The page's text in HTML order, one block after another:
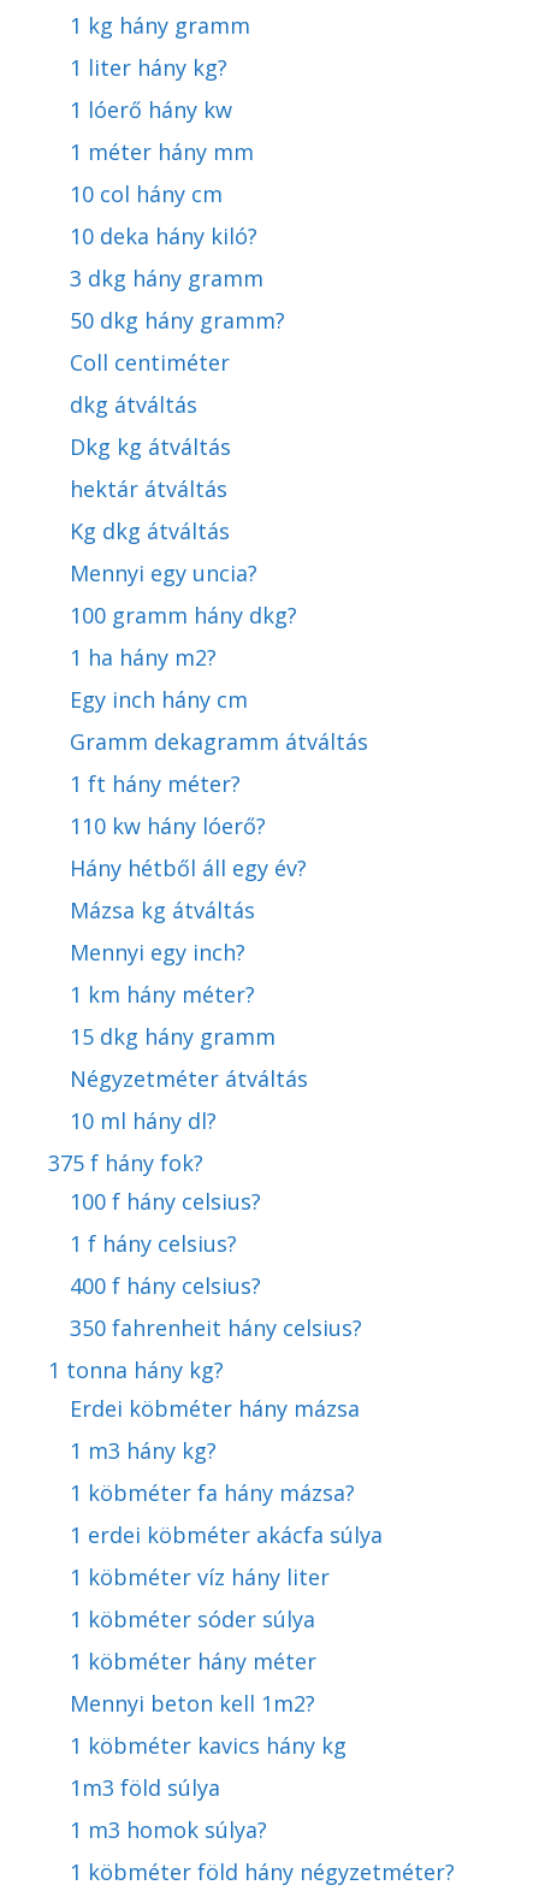
1 kg hány gramm
1 liter hány kg?
1 lóerő hány kw
1 méter hány mm
10 col hány cm
10 deka hány kiló?
3 dkg hány gramm
50 dkg hány gramm?
Coll centiméter
dkg átváltás
Dkg kg átváltás
hektár átváltás
Kg dkg átváltás
Mennyi egy uncia?
100 gramm hány dkg?
1 ha hány m2?
Egy inch hány cm
Gramm dekagramm átváltás
1 ft hány méter?
110 kw hány lóerő?
Hány hétből áll egy év?
Mázsa kg átváltás
Mennyi egy inch?
1 km hány méter?
15 dkg hány gramm
Négyzetméter átváltás
10 ml hány dl?
375 f hány fok?
100 f hány celsius?
1 f hány celsius?
400 f hány celsius?
350 fahrenheit hány celsius?
1 tonna hány kg?
Erdei köbméter hány mázsa
1 m3 hány kg?
1 köbméter fa hány mázsa?
1 erdei köbméter akácfa súlya
1 köbméter víz hány liter
1 köbméter sóder súlya
1 köbméter hány méter
Mennyi beton kell 1m2?
1 köbméter kavics hány kg
1m3 föld súlya
1 m3 homok súlya?
1 köbméter föld hány négyzetméter?